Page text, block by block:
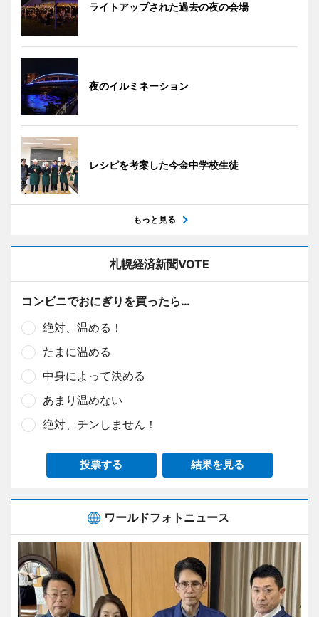
ライトアップされた過去の夜の会場
夜のイルミネーション
レシピを考案した今金中学校生徒
もっと見る
札幌経済新聞VOTE
コンビニでおにぎりを買ったら…
絶対、温める！
たまに温める
中身によって決める
あまり温めない
絶対、チンしません！
投票する 結果を見る
ワールドフォトニュース